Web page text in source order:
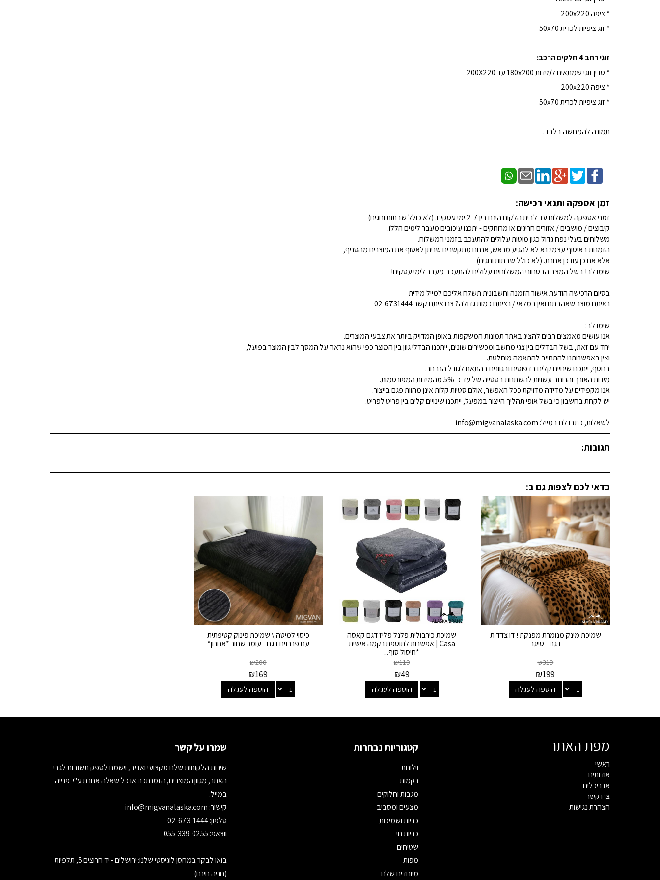
* ציפה 200x220
* זוג ציפיות לכרית 50x70
זוגי רחב 4 חלקים הרכב:
* סדין זוגי שמתאים למידות 180x200 עד 200X220
* ציפה 200x220
* זוג ציפיות לכרית 50x70
תמונה להמחשה בלבד.
זמן אספקה ותנאי רכישה:
זמני אספקה למשלוח עד לבית הלקוח הינם בין 2-7 ימי עסקים. (לא כולל שבתות וחגים)
קיבוצים / מושבים / אזורים חריגים או מרוחקים - יתכנו עיכובים מעבר לימים הללו.
משלוחים בעלי נפח גדול כגון מוטות עלולים להתעכב בזמני המשלוח.
הזמנות באיסוף עצמי: נא לא להגיע מראש, אנחנו מתקשרים שניתן לאסוף את המוצרים מהסניף,
אלא אם כן עודכן אחרת. (לא כולל שבתות וחגים)
שימו לב! בשל המצב הבטחוני המשלוחים עלולים להתעכב מעבר לימי עסקים!
בסיום הרכישה הודעת אישור הזמנה וחשבונית תשלח אליכם למייל מידית
ראיתם מוצר שאהבתם ואין במלאי / רציתם כמות גדולה? צרו איתנו קשר 02-6731444
שימו לב:
אנו עושים מאמצים רבים להציג באתר תמונות המשקפות באופן המדויק ביותר את צבעי המוצרים.
יחד עם זאת, בשל הבדלים בין צגי מחשב ומכשירים שונים, ייתכנו הבדלי גוון בין המוצר כפי שהוא נראה על המסך לבין המוצר בפועל,
ואין באפשרותנו להתחייב להתאמה מוחלטת.
בנוסף, ייתכנו שינויים קלים בדפוסים ובגוונים בהתאם לגודל הנבחר.
מידות האורך והרוחב עשויות להשתנות בסטייה של עד כ-5% מהמידות המפורסמות.
אנו מקפידים על מדידה מדויקת ככל האפשר, אולם סטיות קלות אינן מהוות פגם בייצור.
יש לקחת בחשבון כי בשל אופי תהליך הייצור במפעל, ייתכנו שינויים קלים בין פריט לפריט.
לשאלות, כתבו לנו במייל: info@migvanalaska.com
תגובות:
כדאי לכם לצפות גם ב:
שמיכת מינק מנומרת מפנקת ! דו צדדית
דגם - טייגר
₪319
₪199
הוספה לעגלה
שמיכת כירבולית פלנל פליז דגם קאסה
Casa | אפשרות לתוספת רקמה אישית
*חיסול סוף...
₪119
₪49
הוספה לעגלה
כיסוי למיטה \ שמיכת פינוק קטיפתית
עם פרנזים דגם - עומר שחור *אחרון*
₪200
₪169
הוספה לעגלה
מפת האתר
ראשי
אודותינו
אדריכלים
צרו קשר
הצהרת נגישות
קטגוריות נבחרות
וילונות
רקמות
מגבות וחלוקים
מצעים ומסביב
כריות ושמיכות
כריות נוי
שטיחים
מפות
מיוחדים שלנו
שמרו על קשר
שירות הלקוחות שלנו מקצועי ואדיב, וישמח לספק תשובות לגבי
האתר, מגוון המוצרים, הזמנתכם או כל שאלה אחרת ע"י פנייה
במייל.
קישור:
טלפון: 02-673-1444
ווצאפ: 055-339-0255
בואו לבקר במחסן לוגיסטי שלנו: ירושלים - יד חרוצים 5, תלפיות
(חניה חינם)